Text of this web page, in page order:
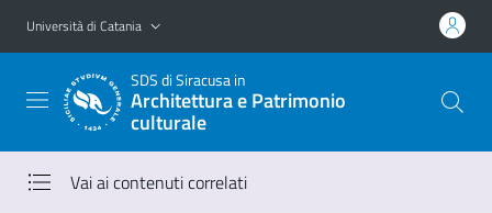
Vai al contenuto principale
Vai al menu di navigazione
Università di Catania
SDSdi Siracusa in
Architettura e Patrimonio
culturale
Vai ai contenuti correlati